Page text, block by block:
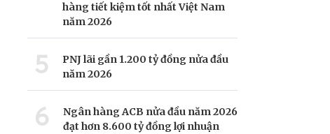
hàng tiết kiệm tốt nhất Việt Nam
năm 2026
5
PNJ lãi gần 1.200 tỷ đồng nửa đầu
năm 2026
6
Ngân hàng ACB nửa đầu năm 2026
đạt hơn 8.600 tỷ đồng lợi nhuận